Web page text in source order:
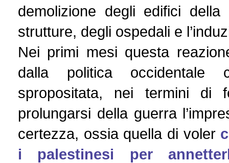
demolizione degli edifici
strutture, degli ospedali e
Nei primi mesi questa
dalla politica occidentale
spropositata, nei termini di
prolungarsi della guerra
certezza, ossia quella di voler
i palestinesi per